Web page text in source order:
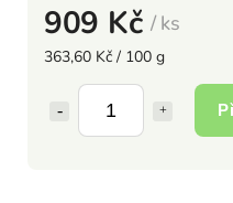
909 Kč / ks
363,60 Kč / 100 g